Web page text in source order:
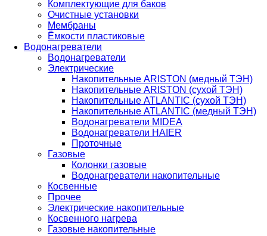
Комплектующие для баков
Очистные установки
Мембраны
Ёмкости пластиковые
Водонагреватели
Водонагреватели
Электрические
Накопительные ARISTON (медный ТЭН)
Накопительные ARISTON (сухой ТЭН)
Накопительные ATLANTIC (сухой ТЭН)
Накопительные ATLANTIC (медный ТЭН)
Водонагреватели MIDEA
Водонагреватели HAIER
Проточные
Газовые
Колонки газовые
Водонагреватели накопительные
Косвенные
Прочее
Электрические накопительные
Косвенного нагрева
Газовые накопительные